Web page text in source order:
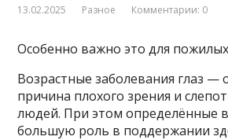
13.02.2025 Разное Комментарии: 0
Особенно важно это для пожилых
Возрастные заболевания глаз —
причина плохого зрения и
людей. При этом определённые
большую роль в поддержании